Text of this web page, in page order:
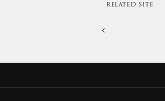
RELATED SITE